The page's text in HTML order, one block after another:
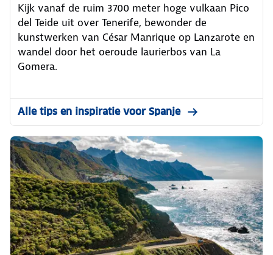
Kijk vanaf de ruim 3700 meter hoge vulkaan Pico
del Teide uit over Tenerife, bewonder de
kunstwerken van César Manrique op Lanzarote en
wandel door het oeroude laurierbos van La
Gomera.
Alle tips en inspiratie voor Spanje